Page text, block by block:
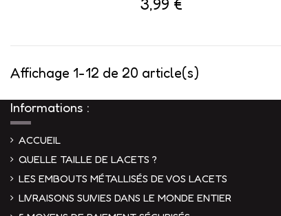
3,99 €
Affichage 1-12 de 20 article(s)
Informations :
ACCUEIL
QUELLE TAILLE DE LACETS ?
LES EMBOUTS MÉTALLISÉS DE VOS LACETS
LIVRAISONS SUIVIES DANS LE MONDE ENTIER